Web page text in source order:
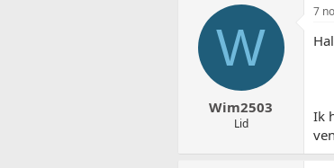
r
a
t
t
u
W
Wim2503
Lid
7
Ik